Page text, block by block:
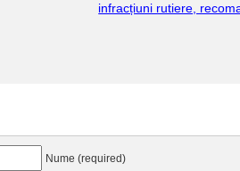
infracțiuni rutiere,
Nume (required)